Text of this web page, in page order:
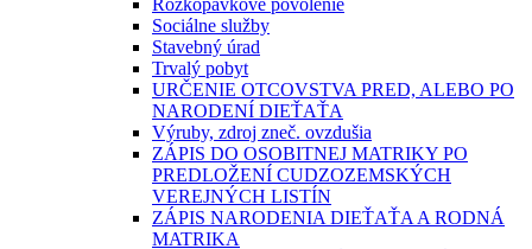
Sociálne služby
Stavebný úrad
Trvalý pobyt
URČENIE OTCOVSTVA PRED, ALEBO PO
NARODENÍ DIEŤAŤA
Výruby, zdroj zneč. ovzdušia
ZÁPIS DO OSOBITNEJ MATRIKY PO
PREDLOŽENÍ CUDZOZEMSKÝCH
VEREJNÝCH LISTÍN
ZÁPIS NARODENIA DIEŤAŤA A RODNÁ
MATRIKA